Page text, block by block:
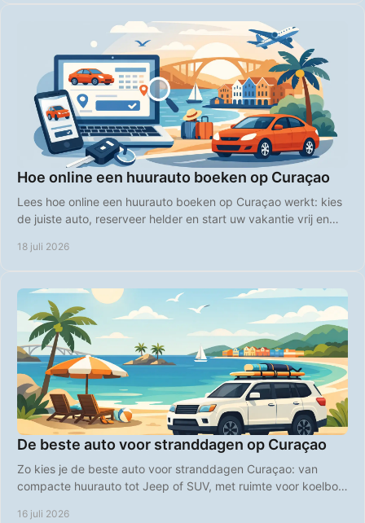
Hoe online een huurauto boeken op Curaçao
Lees hoe online een huurauto boeken op Curaçao werkt: kies
de juiste auto, reserveer helder en start uw vakantie vrij en
18 juli 2026
De beste auto voor stranddagen op Curaçao
Zo kies je de beste auto voor stranddagen Curaçao: van
compacte huurauto tot Jeep of SUV, met ruimte voor koelbox,
16 juli 2026